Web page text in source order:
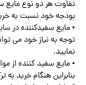
تفاوت هر دو نوع مایع
بودجه خود نسبت به
• مایع سفیدکننده در
توجه به نیاز خود می
نمایید.
• مایع سفید کننده از
بنابراین هنگام خرید